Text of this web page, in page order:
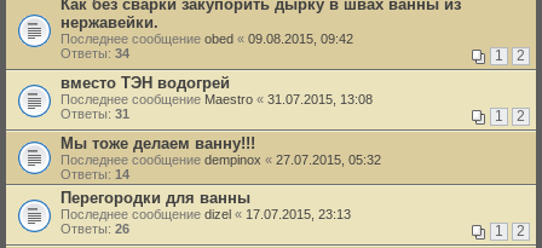
Как без сварки закупорить дырку в швах ванны из
нержавейки.
Последнее сообщение obed « 09.08.2015, 09:42
Ответы: 34 1 2
вместо ТЭН водогрей
Последнее сообщение Maestro « 31.07.2015, 13:08
Ответы: 31 1 2
Мы тоже делаем ванну!!!
Последнее сообщение dempinox « 27.07.2015, 05:32
Ответы: 14
Перегородки для ванны
Последнее сообщение dizel « 17.07.2015, 23:13
Ответы: 26 1 2